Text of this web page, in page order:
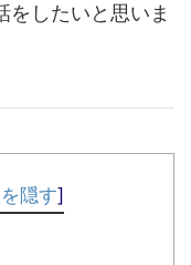
をしたいと思いま
隠す]